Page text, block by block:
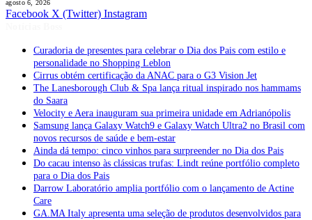
agosto 6, 2026
Facebook X (Twitter) Instagram
Curadoria de presentes para celebrar o Dia dos Pais com estilo e
personalidade no Shopping Leblon
Cirrus obtém certificação da ANAC para o G3 Vision Jet
The Lanesborough Club & Spa lança ritual inspirado nos hammams
do Saara
Velocity e Aera inauguram sua primeira unidade em Adrianópolis
Samsung lança Galaxy Watch9 e Galaxy Watch Ultra2 no Brasil com
novos recursos de saúde e bem-estar
Ainda dá tempo: cinco vinhos para surpreender no Dia dos Pais
Do cacau intenso às clássicas trufas: Lindt reúne portfólio completo
para o Dia dos Pais
Darrow Laboratório amplia portfólio com o lançamento de Actine
Care
GA.MA Italy apresenta uma seleção de produtos desenvolvidos para